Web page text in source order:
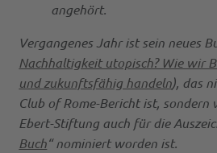
angehört.
Vergangenes Jahr ist sein neues
Nachhaltigkeit utopisch? Wie wir
und zukunftsfähig handeln), das
Club of Rome-Bericht ist, sondern
Ebert-Stiftung auch für die
Buch“ nominiert worden ist.